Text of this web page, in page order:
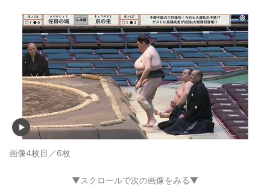
画像4枚目／6枚
▼スクロールで次の画像をみる▼